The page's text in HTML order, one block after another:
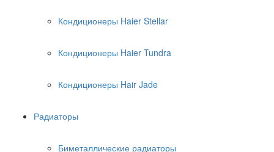
Кондиционеры Haier Stellar
Кондиционеры Haier Tundra
Кондиционеры Hair Jade
Радиаторы
Биметаллические радиаторы